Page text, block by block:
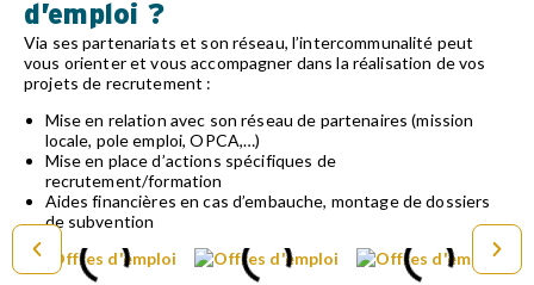
d’emploi ?
Via ses partenariats et son réseau, l’intercommunalité peut
vous orienter et vous accompagner dans la réalisation de vos
projets de recrutement :
Mise en relation avec son réseau de partenaires (mission
locale, pole emploi, OPCA,…)
Mise en place d’actions spécifiques de
recrutement/formation
Aides financières en cas d’embauche, montage de dossiers
de subvention